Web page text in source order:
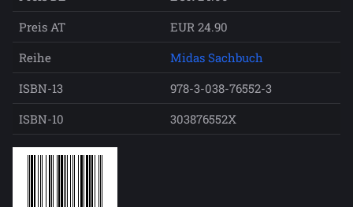
Preis AT
EUR 24.90
Reihe
Midas Sachbuch
ISBN-13
978-3-038-76552-3
ISBN-10
303876552X